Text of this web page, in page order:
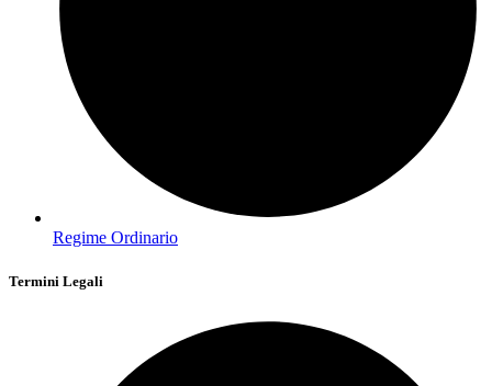
Regime Ordinario
Termini Legali